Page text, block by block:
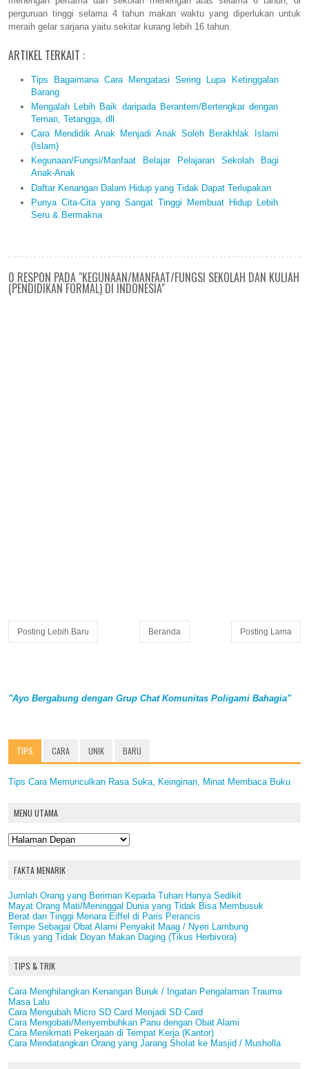
perguruan tinggi selama 4 tahun makan waktu yang diperlukan untuk
meraih gelar sarjana yaitu sekitar kurang lebih 16 tahun.
ARTIKEL TERKAIT :
Tips Bagaimana Cara Mengatasi Sering Lupa Ketinggalan
Barang
Mengalah Lebih Baik daripada Berantem/Bertengkar dengan
Teman, Tetangga, dll
Cara Mendidik Anak Menjadi Anak Soleh Berakhlak Islami
(Islam)
Kegunaan/Fungsi/Manfaat Belajar Pelajaran Sekolah Bagi
Anak-Anak
Daftar Kenangan Dalam Hidup yang Tidak Dapat Terlupakan
Punya Cita-Cita yang Sangat Tinggi Membuat Hidup Lebih
Seru & Bermakna
0 RESPON PADA "KEGUNAAN/MANFAAT/FUNGSI SEKOLAH DAN KULIAH
(PENDIDIKAN FORMAL) DI INDONESIA"
Posting Lebih Baru Posting Lama
Beranda
"Ayo Bergabung dengan Grup Chat Komunitas Poligami Bahagia"
TIPS CARA UNIK BARU
Tips Cara Memunculkan Rasa Suka, Keinginan, Minat Membaca Buku
MENU UTAMA
FAKTA MENARIK
Jumlah Orang yang Beriman Kepada Tuhan Hanya Sedikit
Mayat Orang Mati/Meninggal Dunia yang Tidak Bisa Membusuk
Berat dan Tinggi Menara Eiffel di Paris Perancis
Tempe Sebagai Obat Alami Penyakit Maag / Nyeri Lambung
Tikus yang Tidak Doyan Makan Daging (Tikus Herbivora)
TIPS & TRIK
Cara Menghilangkan Kenangan Buruk / Ingatan Pengalaman Trauma
Masa Lalu
Cara Mengubah Micro SD Card Menjadi SD Card
Cara Mengobati/Menyembuhkan Panu dengan Obat Alami
Cara Menikmati Pekerjaan di Tempat Kerja (Kantor)
Cara Mendatangkan Orang yang Jarang Sholat ke Masjid / Musholla